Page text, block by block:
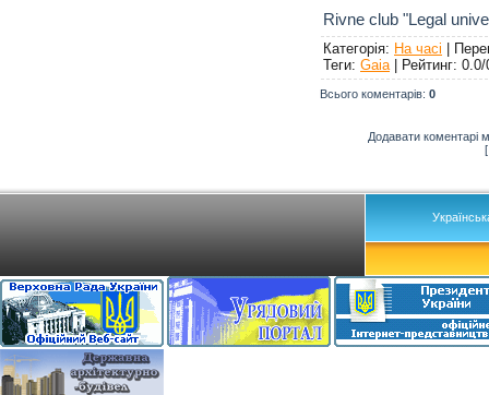
Rivne club "Legal
Категорія: На часі |
Теги: Gaia | Рейтинг: 0.0/
Всього коментарів: 0
Додавати коментарі